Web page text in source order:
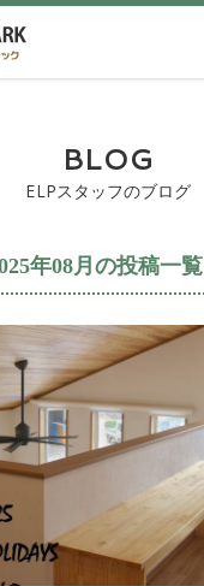
BLOG
ELPスタッフのブログ
年08月の投稿一覧